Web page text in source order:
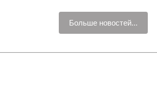
Больше новостей...